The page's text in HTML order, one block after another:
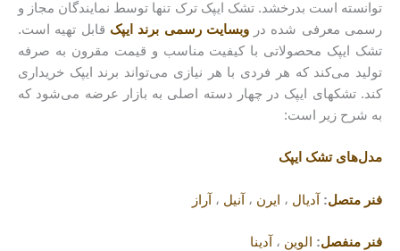
توانسته است بدرخشد. تشک ایپک ترک تنها توسط نمایندگان مجاز و
رسمی معرفی شده دروبسایت رسمی برند ایپک قابل تهیه است.
تشک ایپک محصولاتی با کیفیت مناسب و قیمت مقرون به صرفه
تولید می‌کند که هر فردی با هر نیازی می‌تواند برند ایپک خریداری
کند. تشکهای ایپک در چهار دسته اصلی به بازار عرضه می‌شود که
به شرح زیر است:
مدل‌های تشک ایپک
فنر متصل: آدیال ، ایرن ، آنیل ، آراز
فنر منفصل: الوین ، آدینا